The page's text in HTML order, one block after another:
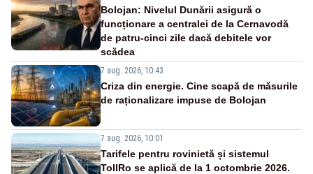
Bolojan: Nivelul Dunării asigură o
funcționare a centralei de la Cernavodă
de patru-cinci zile dacă debitele vor
scădea
7 aug. 2026, 10:43
Criza din energie. Cine scapă de măsurile
de raționalizare impuse de Bolojan
7 aug. 2026, 10:01
Tarifele pentru rovinietă și sistemul
TollRo se aplică de la 1 octombrie 2026.